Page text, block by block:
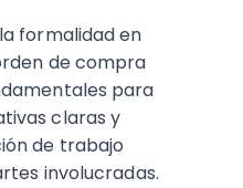
formalidad en
de compra
para
claras y
de trabajo
involucradas.